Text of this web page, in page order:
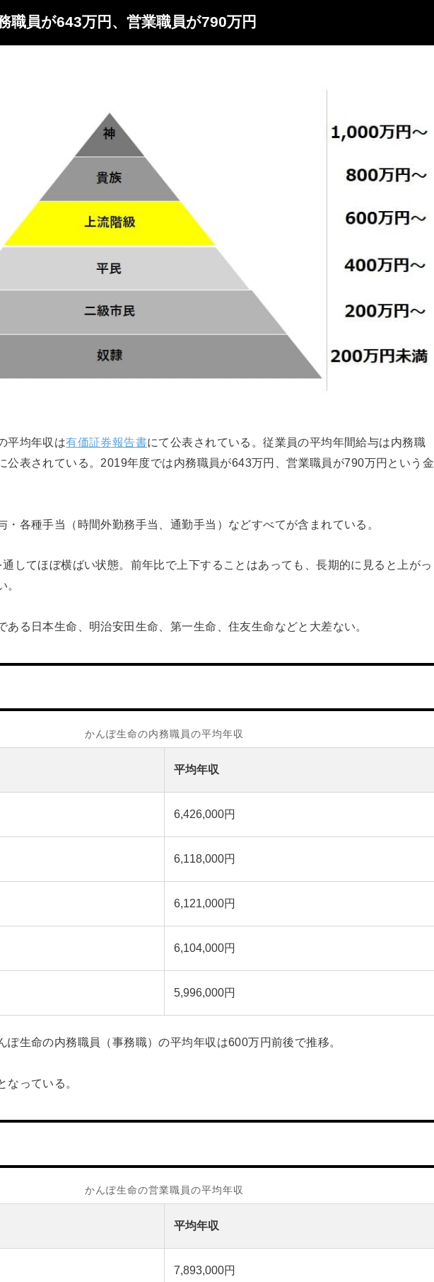
職員が643万円、営業職員が790万円
平均年収は有価証券報告書にて公表されている。従業員の平均年間給与は内務職
公表されている。2019年度では内務職員が643万円、営業職員が790万円という金
・各種手当（時間外勤務手当、通勤手当）などすべてが含まれている。
してほぼ横ばい状態。前年比で上下することはあっても、長期的に見ると上がっ
。
ある日本生命、明治安田生命、第一生命、住友生命などと大差ない。
かんぽ生命の内務職員の平均年収
平均年収
6,426,000円
6,118,000円
6,121,000円
6,104,000円
5,996,000円
ぽ生命の内務職員（事務職）の平均年収は600万円前後で推移。
なっている。
かんぽ生命の営業職員の平均年収
平均年収
7,893,000円